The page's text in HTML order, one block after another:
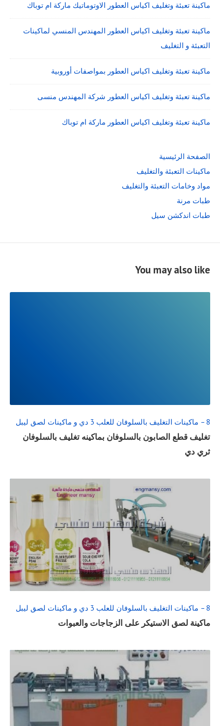
ماكينة تعبئة وتغليف اكياس العطور الاوتوماتيك ماركة ام توباك
ماكينة تعبئة وتغليف اكياس العطور المهندس المنسي لماكينات
التعبئة و التغليف
ماكينة تعبئة وتغليف اكياس العطور بمواصفات أوروبية
ماكينة تعبئة وتغليف اكياس العطور شركة المهندس منسى
ماكينة تعبئة وتغليف اكياس العطور ماركة ام توباك
الصفحة الرئيسية
ماكينات التعبئة والتغليف
مواد وخامات التعبئة والتغليف
طبات مرنة
طبات اندكشن سيل
You may also like
8 – ماكينات التغليف بالسلوفان للعلب 3 دي و ماكينات لصق ليبل
تغليف قطع الصابون بالسلوفان بماكينه تغليف بالسلوفان
ثري دي
READ
FULL
POST
8 – ماكينات التغليف بالسلوفان للعلب 3 دي و ماكينات لصق ليبل
ماكينة لصق الاستيكر على الزجاجات والعبوات